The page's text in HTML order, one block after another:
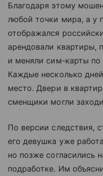
Благодаря этому
любой точки мира, а у
отображался
арендовали квартиры,
и меняли сим-карты по
Каждые несколько
место. Двери в
сменщики могли
По версии следствия,
его девушка уже
но позже согласились
подработке. Им